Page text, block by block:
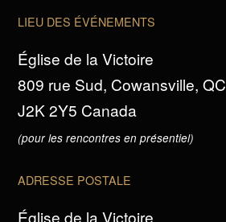
LIEU DES ÉVÉNEMENTS
Église de la Victoire
809 rue Sud, Cowansville, QC
J2K 2Y5 Canada
(pour les rencontres en présentiel)
ADRESSE POSTALE
Église de la Victoire